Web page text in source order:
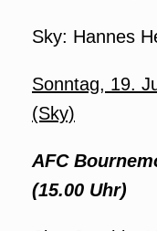
Sky: Hannes
Sonntag, 19.
(Sky)
AFC
(15.00 Uhr)